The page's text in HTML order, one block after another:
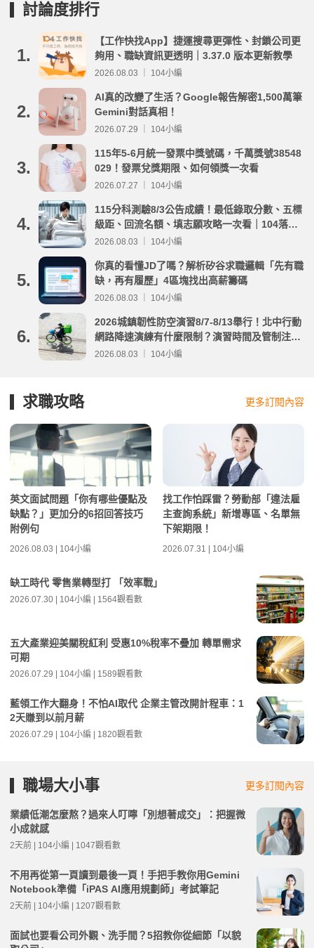
討論度排行
1.
【工作快找App】捷運搜尋更彈性、封鎖公司更
夠用、職缺資訊更透明｜3.37.0 版本更新教學
2026.08.03 ｜ 104小編
2.
AI真的改變了生活？Google報告解密1,500萬筆
Gemini對話真相！
2026.07.29 ｜ 104小編
3.
115年5-6月統一發票中獎號碼，千萬獎號38548
029！發票兌獎期限、如何領獎一次看
2026.07.27 ｜ 104小編
4.
115分科測驗8/3公告成績！最低錄取分數、五標
級距、回流名額、填志願攻略一次看｜104落點
分析
2026.08.03 ｜ 104小編
5.
你真的看懂JD了嗎？解析矽谷求職邏輯「先有職
缺，再有履歷」4區塊找出高薪籌碼
2026.08.03 ｜ 104小編
6.
2026城鎮韌性防空演習8/7-8/13舉行！北中行動
網路降速演練有什麼限制？演習時間及管制注意
事項整理
2026.08.03 ｜ 104小編
求職攻略 更多訂閱內容
英文面試問題「你有哪些優點及
缺點？」更加分的6招回答技巧
附例句
2026.08.03 | 104小編
找工作怕踩雷？勞動部「違法雇
主查詢系統」新增專區、名單無
下架期限！
2026.07.31 | 104小編
缺工時代 零售業轉型打 「效率戰」
2026.07.30 | 104小編 | 1564觀看數
五大產業迎美關稅紅利 受惠10%稅率不疊加 轉單需求
可期
2026.07.29 | 104小編 | 1589觀看數
藍領工作大翻身！不怕AI取代 企業主管改開計程車：1
2天賺到以前月薪
2026.07.29 | 104小編 | 1820觀看數
職場大小事 更多訂閱內容
業績低潮怎麼熬？過來人叮嚀「別想著成交」：把握微
小成就感
2天前 | 104小編 | 1047觀看數
不用再從第一頁讀到最後一頁！手把手教你用Gemini
Notebook準備「iPAS AI應用規劃師」考試筆記
2天前 | 104小編 | 1207觀看數
面試也要看公司外觀、洗手間？5招教你從細節「以貌